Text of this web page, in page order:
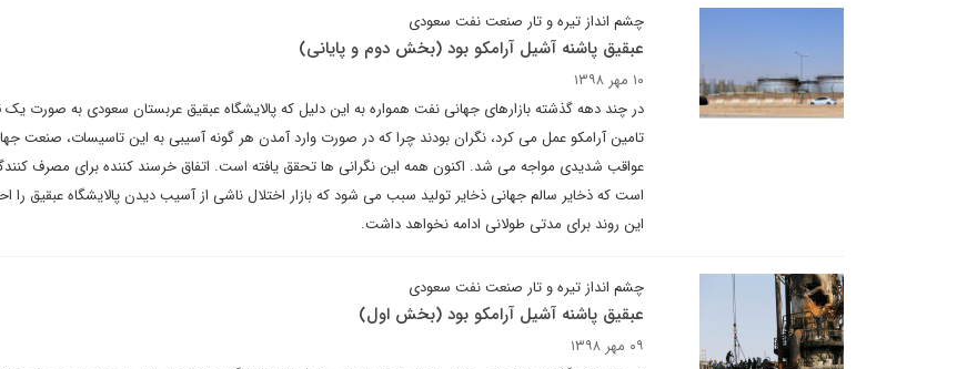
چشم انداز تیره و تار صنعت نفت سعودی
عبقیق پاشنه آشیل آرامکو بود (بخش دوم و پایانی)
۱۰ مهر ۱۳۹۸
در چند دهه گذشته بازارهای جهانی نفت همواره به این دلیل که پالایشگاه عبقیق عربستان سعودی به صورت
تامین آرامکو عمل می کرد، نگران بودند چرا که در صورت وارد آمدن هر گونه آسیبی به این تاسیسات، صنعت
عواقب شدیدی مواجه می شد. اکنون همه این نگرانی ها تحقق یافته است. اتفاق خرسند کننده برای مصرف
است که ذخایر سالم جهانی ذخایر تولید سبب می شود که بازار اختلال ناشی از آسیب دیدن پالایشگاه عبقیق را
این روند برای مدتی طولانی ادامه نخواهد داشت.
چشم انداز تیره و تار صنعت نفت سعودی
عبقیق پاشنه آشیل آرامکو بود (بخش اول)
۰۹ مهر ۱۳۹۸